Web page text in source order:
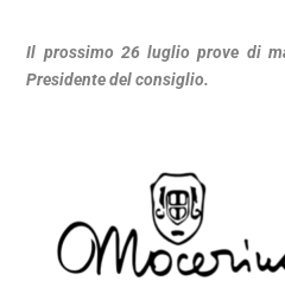
Il prossimo 26 luglio prove di
Presidente del consiglio.